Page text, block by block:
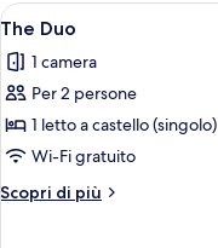
Apri
tutte
le
foto
per
The
Duo
7
The Duo
1 camera
Per 2 persone
1 letto a castello (singolo)
Wi-Fi gratuito
Scopri di più
Altri